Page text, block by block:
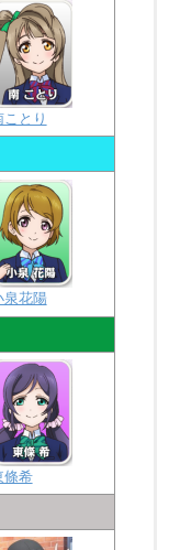
ことり
泉花陽
條希